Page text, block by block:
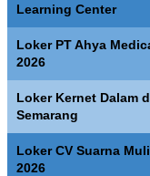
Learning Center
Loker PT Ahya
2026
Loker Kernet Dalam
Semarang
Loker CV Suarna
2026